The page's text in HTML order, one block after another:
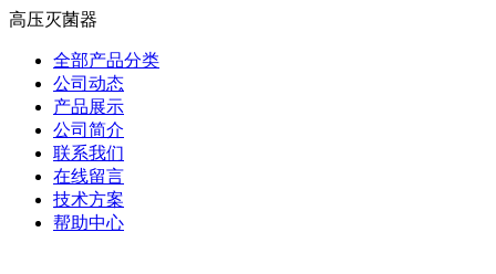
高压灭菌器
全部产品分类
公司动态
产品展示
公司简介
联系我们
在线留言
技术方案
帮助中心